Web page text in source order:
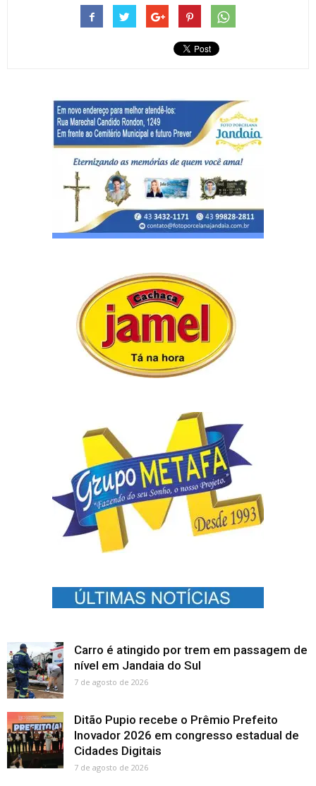
Carro é atingido por trem em passagem de
nível em Jandaia do Sul
7 de agosto de 2026
Ditão Pupio recebe o Prêmio Prefeito
Inovador 2026 em congresso estadual de
Cidades Digitais
7 de agosto de 2026